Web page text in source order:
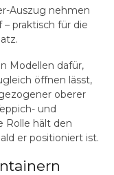
Auszug nehmen
praktisch für die
Modellen dafür,
öffnen lässt,
oberer
und
Rolle hält den
er positioniert ist.